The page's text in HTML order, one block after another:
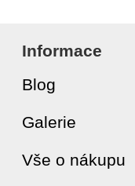
Informace
Blog
Galerie
Vše o nákupu